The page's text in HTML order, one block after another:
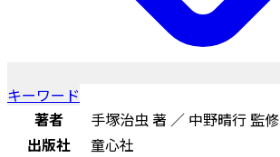
キーワード
著者
手塚治虫 著 ／ 中野晴行 監修
出版社
童心社